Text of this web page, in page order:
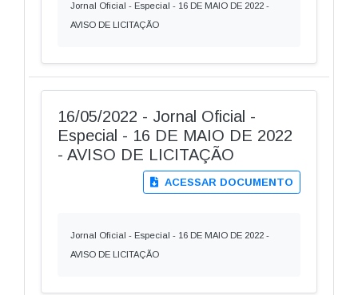
Jornal Oficial - Especial - 16 DE MAIO DE 2022 -
AVISO DE LICITAÇÃO
16/05/2022 - Jornal Oficial -
Especial - 16 DE MAIO DE 2022
- AVISO DE LICITAÇÃO
ACESSAR DOCUMENTO
Jornal Oficial - Especial - 16 DE MAIO DE 2022 -
AVISO DE LICITAÇÃO